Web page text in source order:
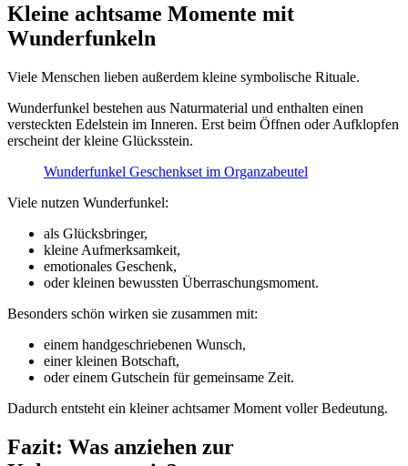
Kleine achtsame Momente mit
Wunderfunkeln
Viele Menschen lieben außerdem kleine symbolische Rituale.
Wunderfunkel bestehen aus Naturmaterial und enthalten einen
versteckten Edelstein im Inneren. Erst beim Öffnen oder Aufklopfen
erscheint der kleine Glücksstein.
Wunderfunkel Geschenkset im Organzabeutel
Viele nutzen Wunderfunkel:
als Glücksbringer,
kleine Aufmerksamkeit,
emotionales Geschenk,
oder kleinen bewussten Überraschungsmoment.
Besonders schön wirken sie zusammen mit:
einem handgeschriebenen Wunsch,
einer kleinen Botschaft,
oder einem Gutschein für gemeinsame Zeit.
Dadurch entsteht ein kleiner achtsamer Moment voller Bedeutung.
Fazit: Was anziehen zur